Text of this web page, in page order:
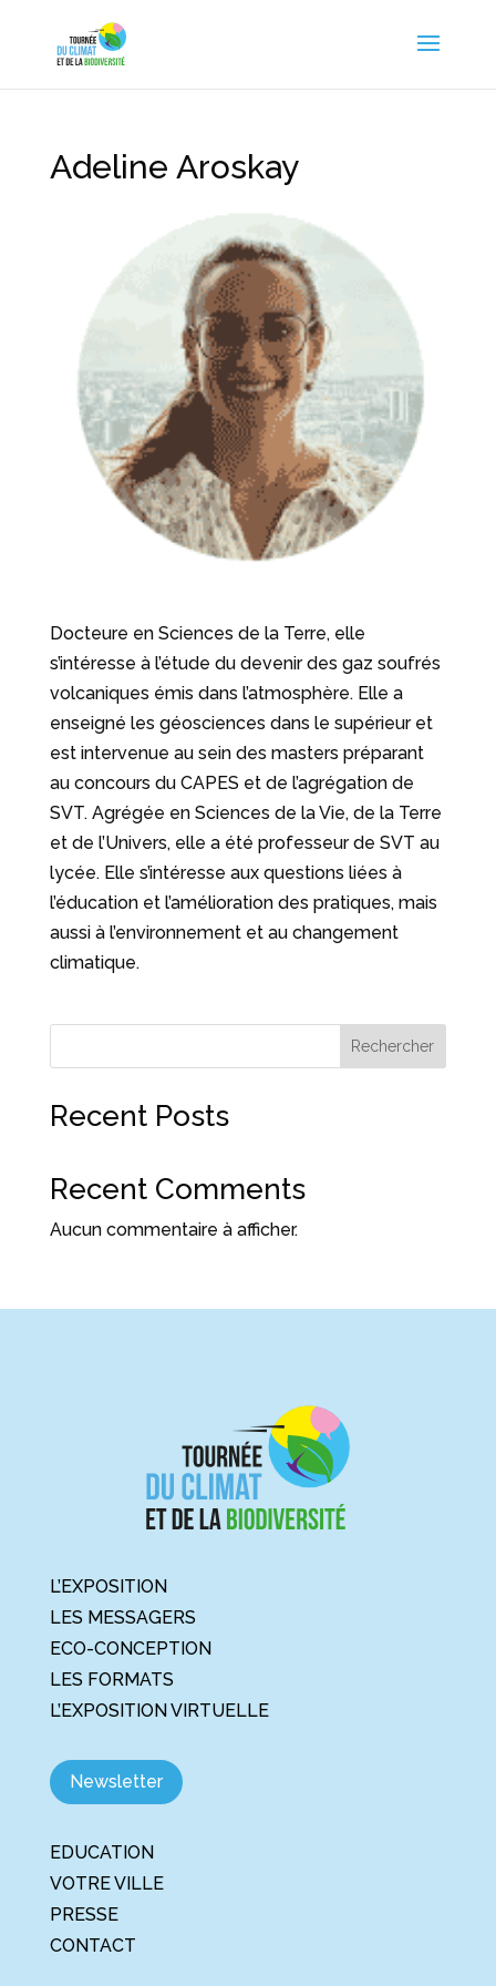
Adeline Aroskay
Docteure en Sciences de la Terre, elle
s’intéresse à l’étude du devenir des gaz soufrés
volcaniques émis dans l’atmosphère. Elle a
enseigné les géosciences dans le supérieur et
est intervenue au sein des masters préparant
au concours du CAPES et de l’agrégation de
SVT. Agrégée en Sciences de la Vie, de la Terre
et de l’Univers, elle a été professeur de SVT au
lycée. Elle s’intéresse aux questions liées à
l’éducation et l’amélioration des pratiques, mais
aussi à l’environnement et au changement
climatique.
Rechercher
Recent Posts
Recent Comments
Aucun commentaire à afficher.
L’EXPOSITION
LES MESSAGERS
ECO-CONCEPTION
LES FORMATS
L’EXPOSITION VIRTUELLE
Newsletter
EDUCATION
VOTRE VILLE
PRESSE
CONTACT